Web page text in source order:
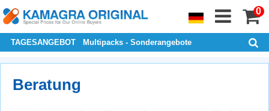
0
TAGESANGEBOT Multipacks - Sonderangebote
Beratung